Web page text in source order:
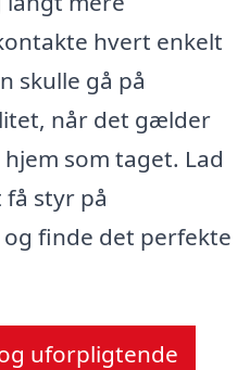
hvert enkelt
skulle gå på
når det gælder
som taget. Lad
styr på
finde det perfekte
uforpligtende